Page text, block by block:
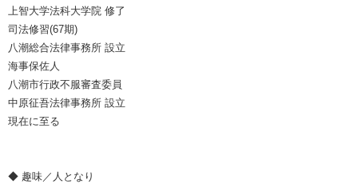
上智大学法科大学院 修了
司法修習(67期)
八潮総合法律事務所 設立
海事保佐人
八潮市行政不服審査委員
中原征吾法律事務所 設立
現在に至る
◆ 趣味／人となり